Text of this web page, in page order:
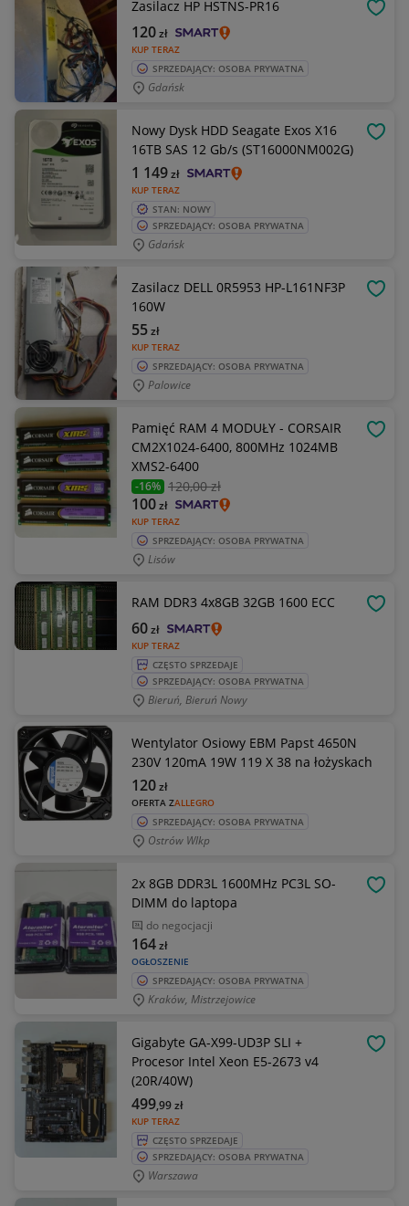
Zasilacz HP HSTNS-PR16
KUP TERAZ
120zł
SPRZEDAJĄCY: OSOBA PRYWATNA
Gdańsk
Nowy Dysk HDD Seagate Exos X16
16TB SAS 12 Gb/s (ST16000NM002G)
KUP TERAZ
1 149zł
STAN: NOWY
SPRZEDAJĄCY: OSOBA PRYWATNA
Gdańsk
Zasilacz DELL 0R5953 HP-L161NF3P
160W
KUP TERAZ
55zł
SPRZEDAJĄCY: OSOBA PRYWATNA
Palowice
Pamięć RAM 4 MODUŁY - CORSAIR
CM2X1024-6400, 800MHz 1024MB
XMS2-6400
-16% 120,00 zł
KUP TERAZ
100zł
SPRZEDAJĄCY: OSOBA PRYWATNA
Lisów
RAM DDR3 4x8GB 32GB 1600 ECC
KUP TERAZ
60zł
CZĘSTO SPRZEDAJE
SPRZEDAJĄCY: OSOBA PRYWATNA
Bieruń, Bieruń Nowy
Wentylator Osiowy EBM Papst 4650N
230V 120mA 19W 119 X 38 na łożyskach
OFERTA ZALLEGRO
120zł
SPRZEDAJĄCY: OSOBA PRYWATNA
Ostrów Wlkp
2x 8GB DDR3L 1600MHz PC3L SO-
DIMM do laptopa
do negocjacji
OGŁOSZENIE
164zł
SPRZEDAJĄCY: OSOBA PRYWATNA
Kraków, Mistrzejowice
Gigabyte GA-X99-UD3P SLI +
Procesor Intel Xeon E5-2673 v4
(20R/40W)
KUP TERAZ
499,99zł
CZĘSTO SPRZEDAJE
SPRZEDAJĄCY: OSOBA PRYWATNA
Warszawa